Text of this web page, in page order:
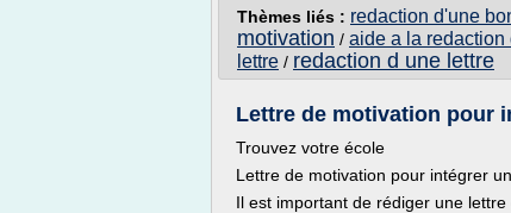
Thèmes liés : redaction d'une
motivation / aide a la redaction
lettre / redaction d une lettre
Lettre de motivation pour
Trouvez votre école
Lettre de motivation pour intégrer
Il est important de rédiger une